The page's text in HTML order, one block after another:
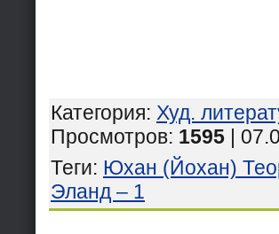
Категория: Худ.
Просмотров: 1595 |
Теги: Юхан (Йохан)
Эланд – 1